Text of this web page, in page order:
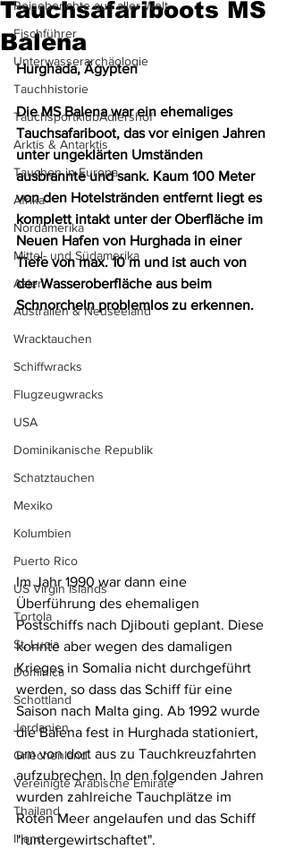
Reiseberichte aus aller Welt
Fischführer
Unterwasserarchäologie
Tauchhistorie
TauchsportklubAdlershof
Arktis & Antarktis
Tauchen in Europa
Afrika
Nordamerika
Mittel- und Südamerika
Asien
Australien & Neuseeland
Wracktauchen
Schiffwracks
Flugzeugwracks
USA
Dominikanische Republik
Schatztauchen
Mexiko
Kolumbien
Puerto Rico
US Virgin Islands
Tortola
St. Lucia
Dominica
Schottland
Jordanien
Griechenland
Vereinigte Arabische Emirate
Thailand
Irland
Tauchsafariboots MS
Balena
Hurghada, Ägypten
Die MS Balena war ein ehemaliges
Tauchsafariboot, das vor einigen Jahren
unter ungeklärten Umständen
ausbrannte und sank. Kaum 100 Meter
von den Hotelstränden entfernt liegt es
komplett intakt unter der Oberfläche im
Neuen Hafen von Hurghada in einer
Tiefe von max. 10 m und ist auch von
der Wasseroberfläche aus beim
Schnorcheln problemlos zu erkennen.
Im Jahr 1990 war dann eine
Überführung des ehemaligen
Postschiffs nach Djibouti geplant. Diese
konnte aber wegen des damaligen
Krieges in Somalia nicht durchgeführt
werden, so dass das Schiff für eine
Saison nach Malta ging. Ab 1992 wurde
die Balena fest in Hurghada stationiert,
um von dort aus zu Tauchkreuzfahrten
aufzubrechen. In den folgenden Jahren
wurden zahlreiche Tauchplätze im
Roten Meer angelaufen und das Schiff
"runtergewirtschaftet".